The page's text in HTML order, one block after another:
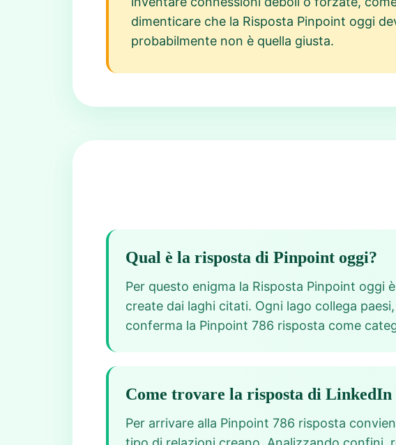
dimenticare che la Risposta Pinpoint oggi
probabilmente non è quella giusta.
Qual è la risposta di Pinpoint oggi?
Per questo enigma la Risposta Pinpoint oggi
create dai laghi citati. Ogni lago collega
conferma la Pinpoint 786 risposta come
Come trovare la risposta di LinkedIn
Per arrivare alla Pinpoint 786 risposta